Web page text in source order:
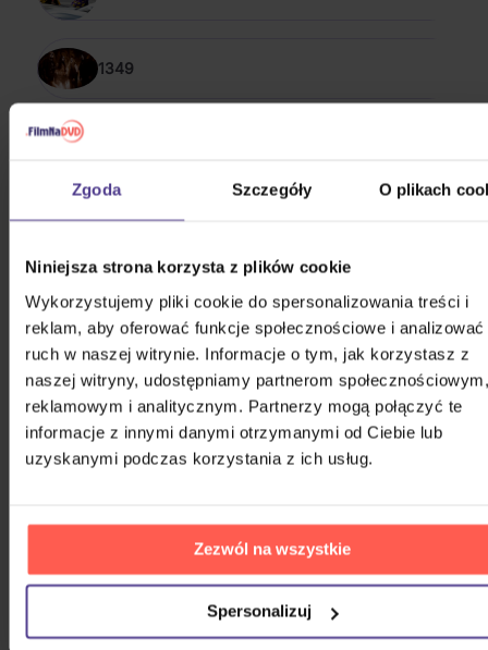
Zgoda Szczegóły O plikach
Niniejsza strona korzysta z plików cookie
Wykorzystujemy pliki cookie do spersonalizowania treści i
reklam, aby oferować funkcje społecznościowe i analizować
ruch w naszej witrynie. Informacje o tym, jak korzystasz z
naszej witryny, udostępniamy partnerom społecznościowym,
reklamowym i analitycznym. Partnerzy mogą połączyć te
informacje z innymi danymi otrzymanymi od Ciebie lub
uzyskanymi podczas korzystania z ich usług.
Zezwól na wszystkie
Spersonalizuj
1349
POKAŻ WSZYSTKIE
ROCK 2020 - 2026
Harlej: Best Of 30 let (2006 -
2025) Part 2
CD
Na magazynie 54,40 zł
4CD
Na magazynie 82,60 zł
Mišík Vladimír: Vteřiny, měsíce a